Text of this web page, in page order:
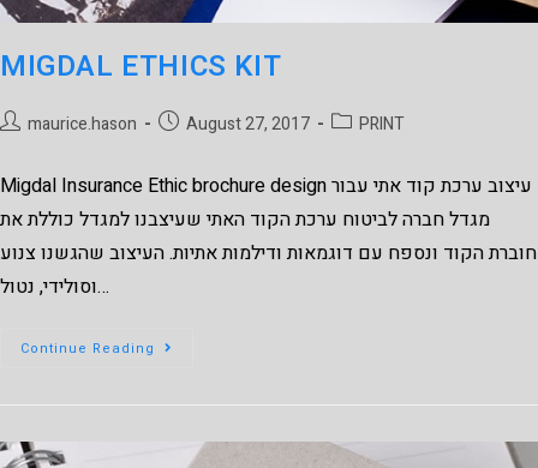
MIGDAL ETHICS KIT
maurice.hason August 27, 2017 PRINT
Migdal Insurance Ethic brochure design עיצוב ערכת קוד אתי עבור
מגדל חברה לביטוח ערכת הקוד האתי שעיצבנו למגדל כוללת את
חוברת הקוד ונספח עם דוגמאות ודילמות אתיות. העיצוב שהגשנו צנוע
וסולידי, נטול…
Continue Reading